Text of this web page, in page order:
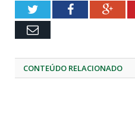
TwitterFacebook
Email
CONTEÚDO RELACIONADO